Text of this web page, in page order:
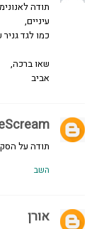
עיניים,
כמו לגד
שאו ברכה,
אביב
תודה על
השב
אורן